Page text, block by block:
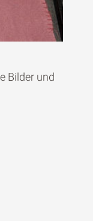
Bilder und